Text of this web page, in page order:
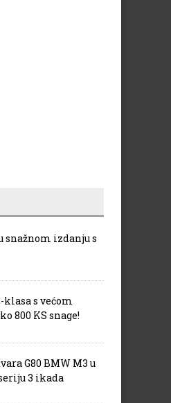
snažnom izdanju s
s većom
800 KS snage!
G80 BMW M3 u
3 ikada